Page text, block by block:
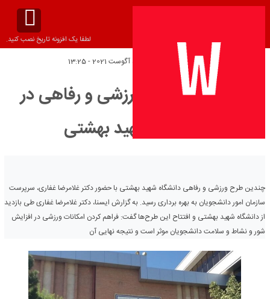
لطفا یک افزونه تاریخ نصب کنید.
تاریخ انتشار:
افتتاح چند طرح ورزشی و رفاهی در
دانشگاه شهید بهشتی
چندین طرح ورزشی و رفاهی دانشگاه شهید بهشتی با حضور دکتر غلامرضا غفاری، سرپرست
سازمان امور دانشجویان به بهره برداری رسید. به گزارش ایسنا، دکتر غلامرضا غفاری طی بازدید
از دانشگاه شهید بهشتی و افتتاح این طرح‌ها گفت: فراهم کردن امکانات ورزشی در افزایش
شور و نشاط و سلامت دانشجویان موثر است و نتیجه نهایی آن